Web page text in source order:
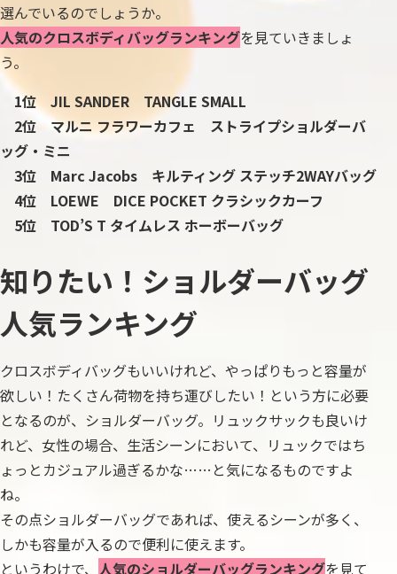
選んでいるのでしょうか。
人気のクロスボディバッグランキングを見ていきましょ
う。
1位 JIL SANDER TANGLE SMALL
2位 マルニ フラワーカフェ ストライプショルダーバ
ッグ・ミニ
3位 Marc Jacobs キルティング ステッチ2WAYバッグ
4位 LOEWE DICE POCKET クラシックカーフ
5位 TOD’S T タイムレス ホーボーバッグ
知りたい！ショルダーバッグ
人気ランキング
クロスボディバッグもいいけれど、やっぱりもっと容量が
欲しい！たくさん荷物を持ち運びしたい！という方に必要
となるのが、ショルダーバッグ。リュックサックも良いけ
れど、女性の場合、生活シーンにおいて、リュックではち
ょっとカジュアル過ぎるかな……と気になるものですよ
ね。
その点ショルダーバッグであれば、使えるシーンが多く、
しかも容量が入るので便利に使えます。
というわけで、 人気のショルダーバッグランキングを見て